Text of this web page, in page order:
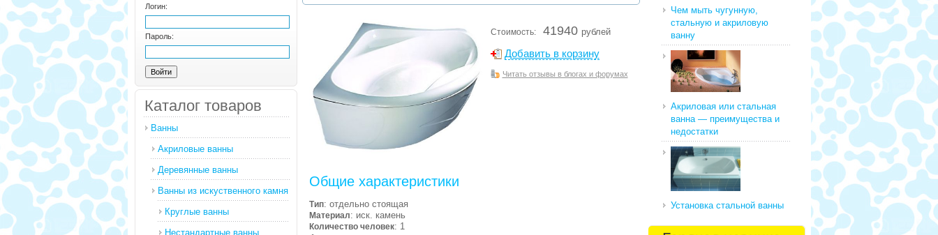
Логин:
Пароль:
Каталог товаров
Ванны
Акриловые ванны
Деревянные ванны
Ванны из искуственного камня
Круглые ванны
Нестандартные ванны
Стоимость: 41940 рублей
Добавить в корзину
Читать отзывы в блогах и форумах
Общие характеристики
Тип: отдельно стоящая
Материал: иск. камень
Количество человек: 1
Чем мыть чугунную,
стальную и акриловую
ванну
Акриловая или стальная
ванна — преимущества и
недостатки
Установка стальной ванны